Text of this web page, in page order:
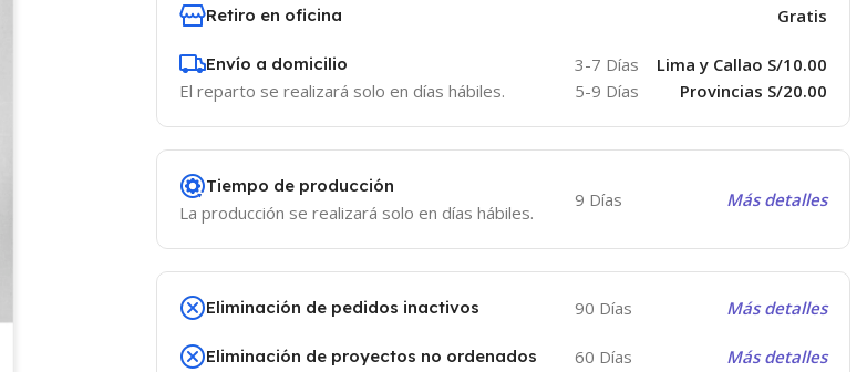
Retiro en oficina Gratis
Envío a domicilio
El reparto se realizará solo en días hábiles.
3-7 Días
5-9 Días
Lima y Callao S/10.00
Provincias S/20.00
Tiempo de producción
La producción se realizará solo en días hábiles.
9 Días Más detalles
Eliminación de pedidos inactivos 90 Días Más detalles
Eliminación de proyectos no ordenados 60 Días Más detalles